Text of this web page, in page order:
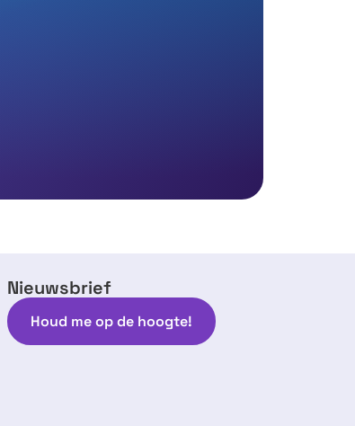
Nieuwsbrief
Houd me op de hoogte!